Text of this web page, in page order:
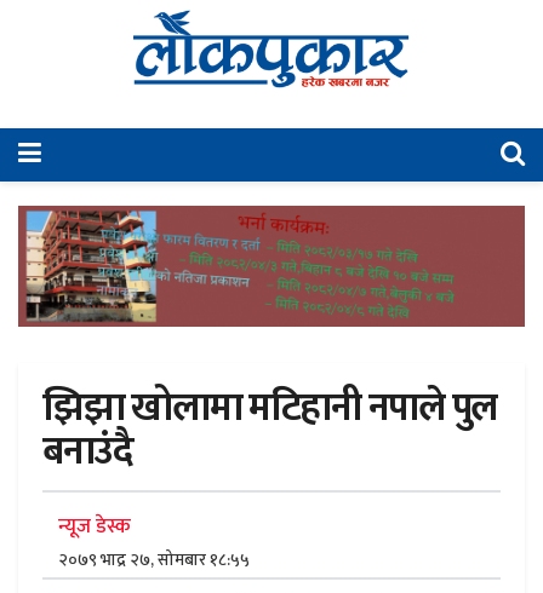
झिझा खोलामा मटिहानी नपाले पुल
बनाउंदै
न्यूज डेस्क
२०७९ भाद्र २७, सोमबार १८:५५